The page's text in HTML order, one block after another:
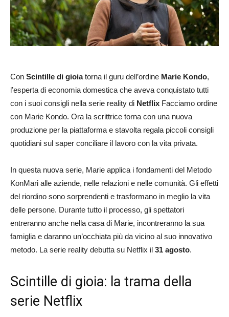
Con Scintille di gioiatorna il guru dell’ordine Marie Kondo,
l’esperta di economia domestica che aveva conquistato tutti
con i suoi consigli nella serie reality di Netflix Facciamo ordine
con Marie Kondo. Ora la scrittrice torna con una nuova
produzione per la piattaforma e stavolta regala piccoli consigli
quotidiani sul saper conciliare il lavoro con la vita privata.
In questa nuova serie, Marie applica i fondamenti del Metodo
KonMari alle aziende, nelle relazioni e nelle comunità. Gli effetti
del riordino sono sorprendenti e trasformano in meglio la vita
delle persone. Durante tutto il processo, gli spettatori
entreranno anche nella casa di Marie, incontreranno la sua
famiglia e daranno un’occhiata più da vicino al suo innovativo
metodo. La serie reality debutta su Netflix il 31 agosto.
Scintille di gioia: la trama della
serie Netflix